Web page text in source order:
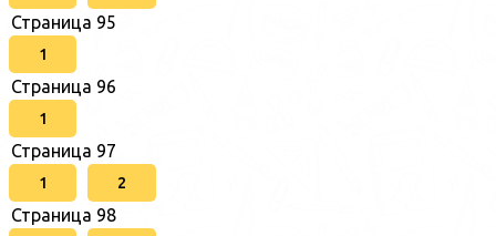
Страница 95
1
Страница 96
1
Страница 97
1 2
Страница 98